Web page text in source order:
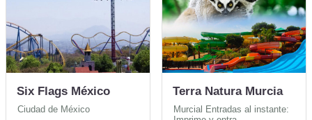
Six Flags México
Ciudad de México
Terra Natura Murcia
Murcial Entradas al instante: